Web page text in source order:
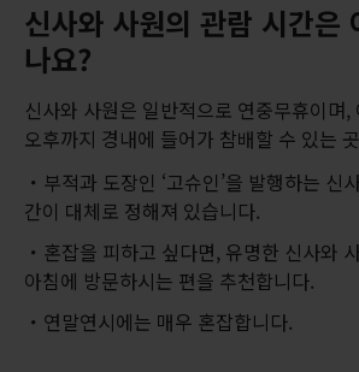
신사와 사원의 관람 시간은
나요?
신사와 사원은 일반적으로 연중무휴이며,
오후까지 경내에 들어가 참배할 수 있는
부적과 도장인 ‘고슈인’을 발행하는 신
간이 대체로 정해져 있습니다.
혼잡을 피하고 싶다면, 유명한 신사와
아침에 방문하시는 편을 추천합니다.
연말연시에는 매우 혼잡합니다.